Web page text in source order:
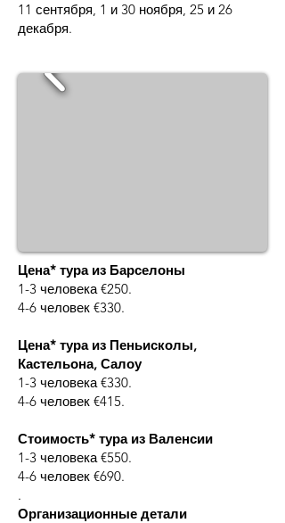
11 сентября, 1 и 30 ноября, 25 и 26
декабря.
Цена* тура из Барселоны
1-3 человека €250.
4-6 человек €330.
Цена* тура из Пеньисколы,
Кастельона, Салоу
1-3 человека €330.
4-6 человек €415.
Стоимость* тура из Валенсии
1-3 человека €550.
4-6 человек €690.
.
Организационные детали